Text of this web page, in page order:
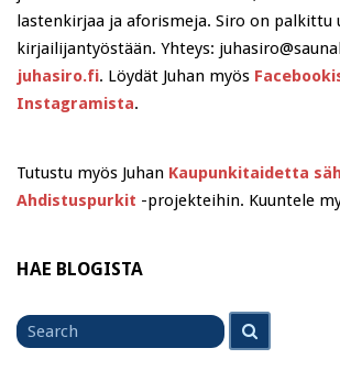
lastenkirjaa ja aforismeja. Siro on palkittu
kirjailijantyöstään. Yhteys:
juhasiro.fi. Löydät Juhan myös
Instagramista.
Tutustu myös Juhan Kaupunkitaidetta
Ahdistuspurkit -projekteihin. Kuuntele
HAE BLOGISTA
Search
for